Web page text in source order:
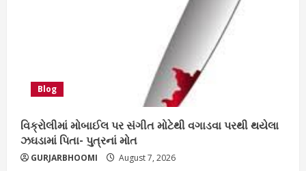
Blog
વિક્રોલીમાં મોબાઈલ પર સંગીત મોટેથી વગાડવા પરથી થયેલા
ઝઘડામાં પિતા- પુત્રનાં મોત
GURJARBHOOMI August 7, 2026